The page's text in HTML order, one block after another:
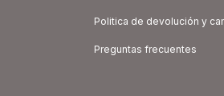
Politica de devolución y
Preguntas frecuentes